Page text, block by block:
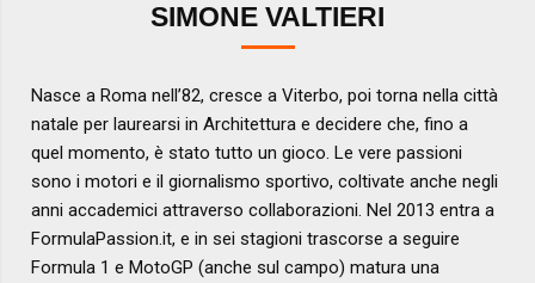
SIMONE VALTIERI
Nasce a Roma nell’82, cresce a Viterbo, poi torna nella città
natale per laurearsi in Architettura e decidere che, fino a
quel momento, è stato tutto un gioco. Le vere passioni
sono i motori e il giornalismo sportivo, coltivate anche negli
anni accademici attraverso collaborazioni. Nel 2013 entra a
FormulaPassion.it, e in sei stagioni trascorse a seguire
Formula 1 e MotoGP (anche sul campo) matura una